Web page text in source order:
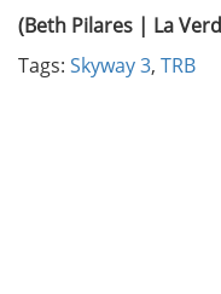
(Beth Pilares | La
Tags: Skyway 3, TRB